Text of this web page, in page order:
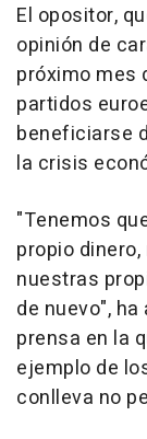
El opositor,
opinión de
próximo mes
partidos
beneficiarse
la crisis
"Tenemos
propio
nuestras
de nuevo",
prensa en la
ejemplo de
conlleva no